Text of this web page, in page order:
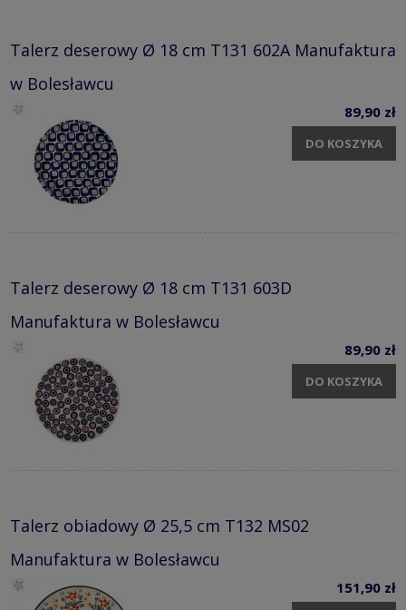
Talerz deserowy Ø 18 cm T131 602A Manufaktura
w Bolesławcu
89,90 zł
DO KOSZYKA
Talerz deserowy Ø 18 cm T131 603D
Manufaktura w Bolesławcu
89,90 zł
DO KOSZYKA
Talerz obiadowy Ø 25,5 cm T132 MS02
Manufaktura w Bolesławcu
151,90 zł